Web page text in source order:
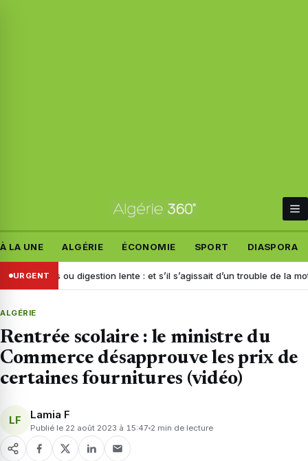
À LA UNE ALGÉRIE ÉCONOMIE SPORT DIASPORA
URGENT
ou digestion lente : et s’il s’agissait d’un trouble de la motilité ?
ALGÉRIE
Rentrée scolaire : le ministre du
Commerce désapprouve les prix de
certaines fournitures (vidéo)
LF Lamia F
Publié le 22 août 2023 à 15:47 2 min de lecture